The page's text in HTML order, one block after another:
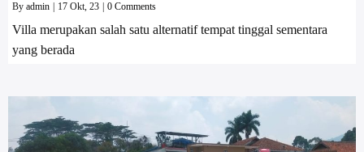
By admin 17 Okt, 23 0 Comments
Villa merupakan salah satu alternatif tempat tinggal sementara
yang berada